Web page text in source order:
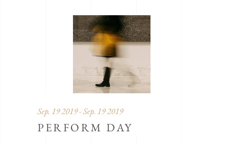
Sep. 19 2019 - Sep. 19 2019
PERFORM DAY